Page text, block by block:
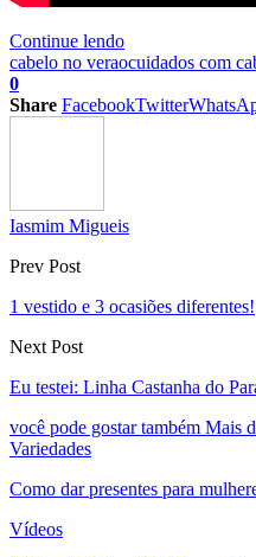
Continue lendo
cabelo no veraocuidados com
0
Share FacebookTwitter
Iasmim Migueis
Prev Post
1 vestido e 3 ocasiões diferentes!
Next Post
Eu testei: Linha Castanha do
você pode gostar também Mais
Variedades
Como dar presentes para
Vídeos